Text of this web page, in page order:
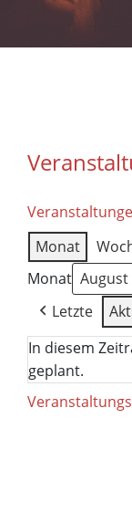
Monat
Monat
Letzte
In diesem
geplant.